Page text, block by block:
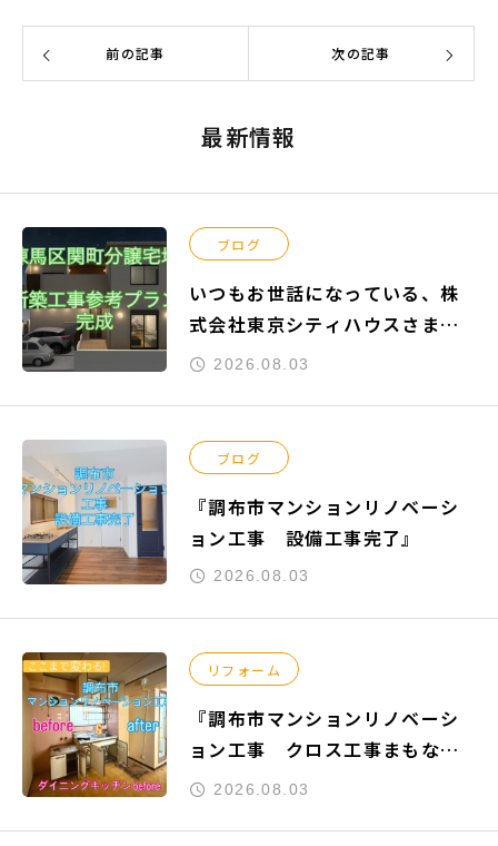
前の記事 次の記事
最新情報
ブログ
いつもお世話になっている、株
式会社東京シティハウスさまよ
りご依頼頂きました『練馬区関
2026.08.03
ブログ
『調布市マンションリノベーシ
ョン工事 設備工事完了』
2026.08.03
リフォーム
『調布市マンションリノベーシ
ョン工事 クロス工事まもなく
完了』
2026.08.03